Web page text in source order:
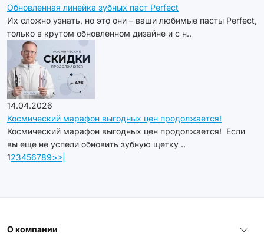
Обновленная линейка зубных паст Perfect
Их сложно узнать, но это они – ваши любимые пасты Perfect,
только в крутом обновленном дизайне и с н..
14.04.2026
Космический марафон выгодных цен продолжается!
Космический марафон выгодных цен продолжается! Если
вы еще не успели обновить зубную щетку ..
123456789>>|
О компании